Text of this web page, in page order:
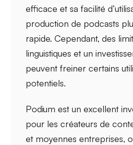
efficace et safacilité
production de podcasts
rapide. Cependant, des
linguistiques et un
peuvent freiner certains
potentiels.
Podium est un excellent
pour les créateurs de
et moyennes entreprises,